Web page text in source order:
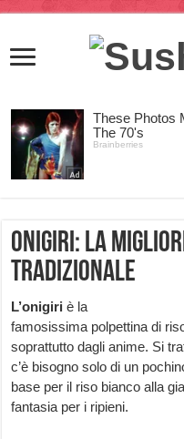
Onigiri: la
tradizionale
L’onigiri è la
famosissima polpettina di
soprattutto dagli anime. Si
c’è bisogno solo di un
base per il riso bianco alla
fantasia per i ripieni.